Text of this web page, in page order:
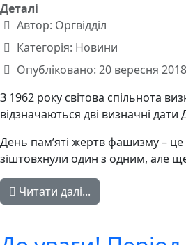
Деталі
Автор: Оргвідділ
Категорія: Новини
Опубліковано: 20 вересня 2018
З 1962 року світова спільнота
відзначаються дві визначні дати
День пам’яті жертв фашизму – це
зіштовхнули один з одним, але
Читати далі...